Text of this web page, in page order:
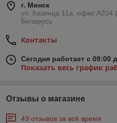
г. Минск
ул. Казинца 11а, офис А204
Беларусь
Контакты
Сегодня работает с 09:00
Показать весь график
Отзывы о магазине
49 отзывов за всё время